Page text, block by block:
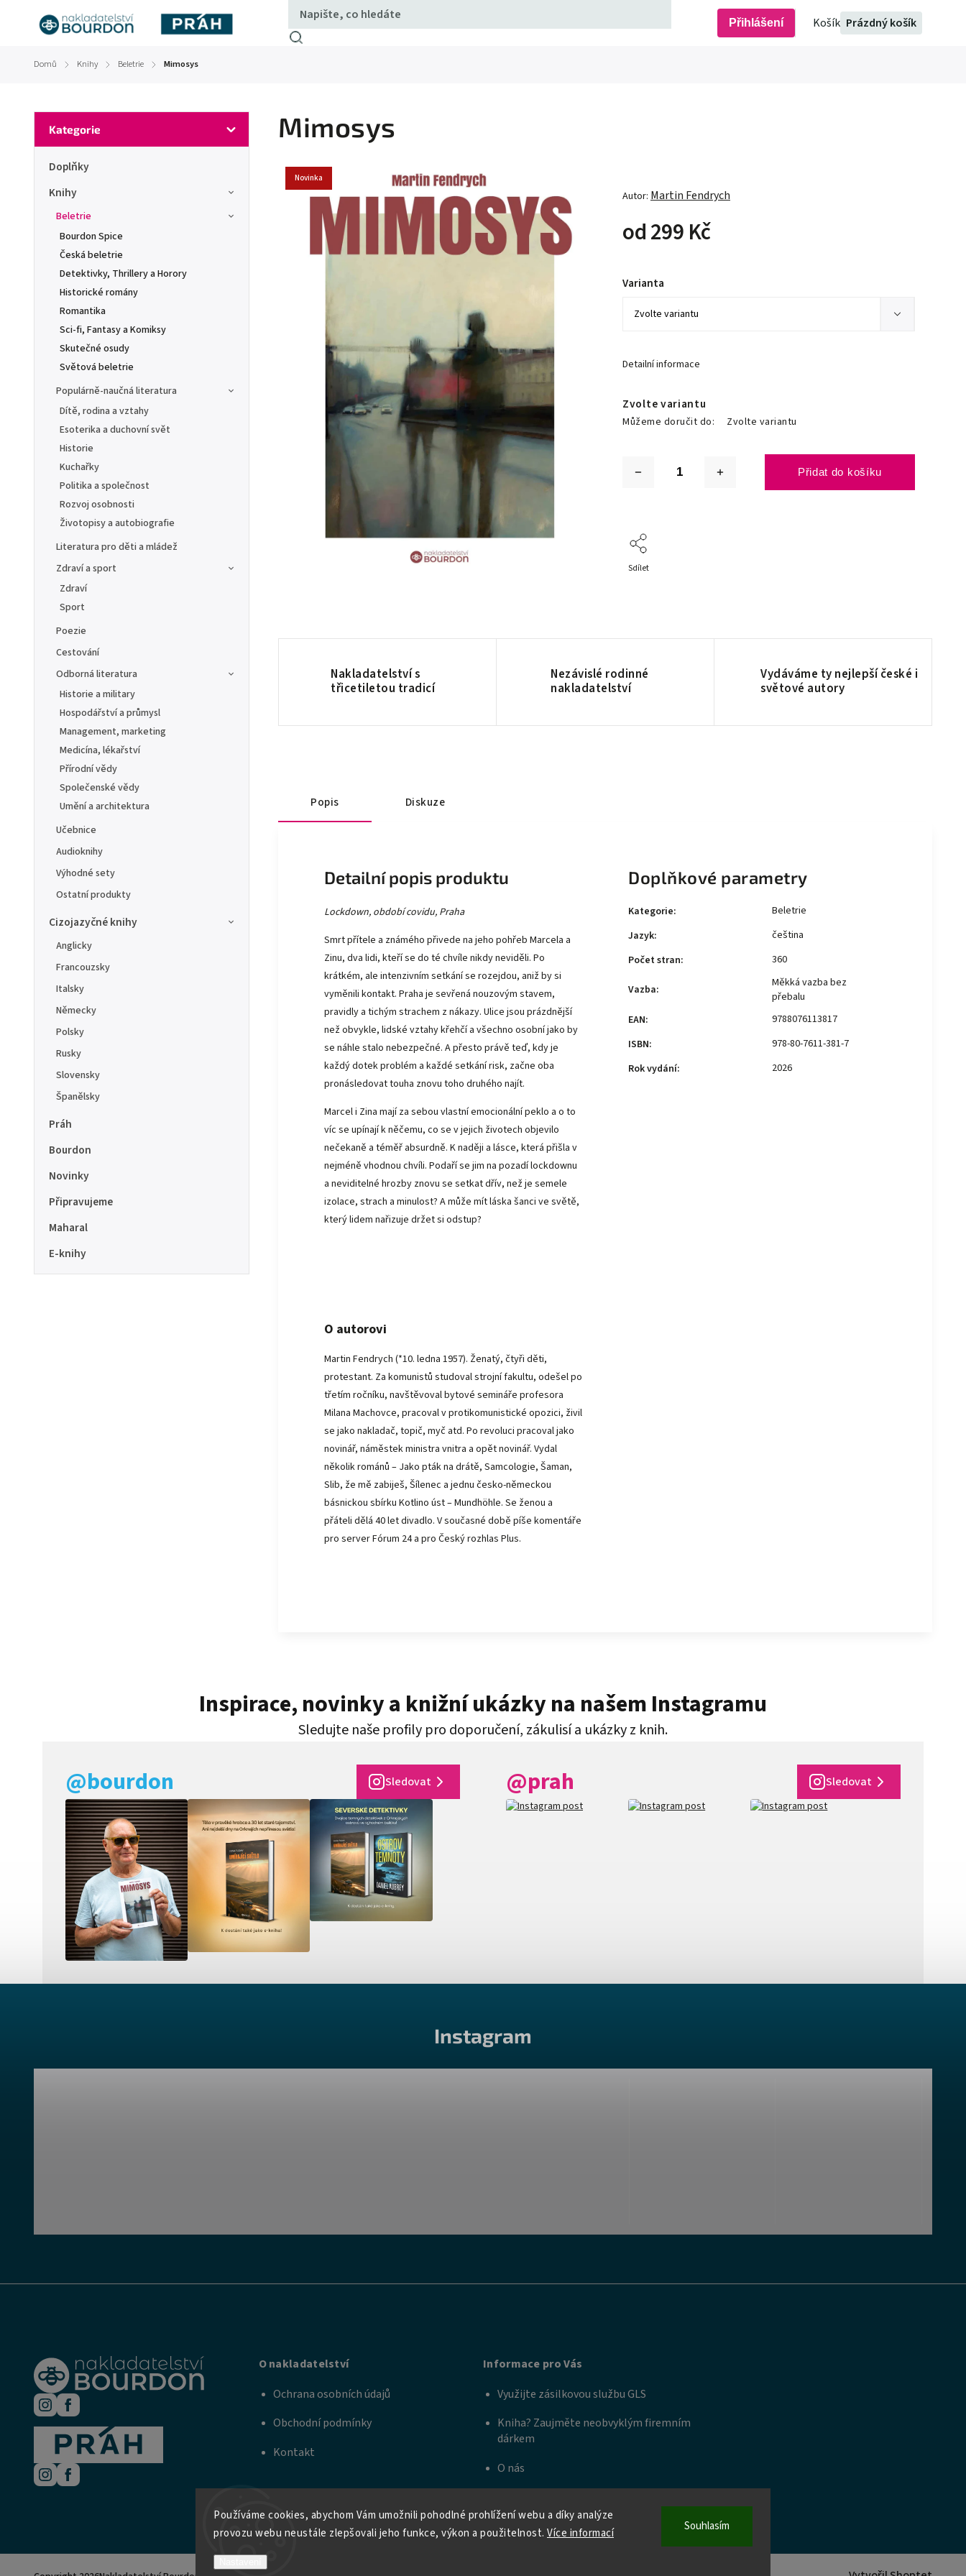
Používáme cookies, abychom Vám umožnili pohodlné prohlížení webu a díky analýze
provozu webu neustále zlepšovali jeho funkce, výkon a použitelnost. Více informací Souhlasím
Prázdný košík
Přihlášení
Domů / Knihy / Beletrie / Mimosys
Kategorie
Doplňky
Knihy
Beletrie
Bourdon Spice
Česká beletrie
Detektivky, Thrillery a Horory
Historické romány
Romantika
Sci-fi, Fantasy a Komiksy
Skutečné osudy
Světová beletrie
Populárně-naučná literatura
Dítě, rodina a vztahy
Esoterika a duchovní svět
Historie
Kuchařky
Politika a společnost
Rozvoj osobnosti
Životopisy a autobiografie
Literatura pro děti a mládež
Zdraví a sport
Zdraví
Sport
Poezie
Cestování
Odborná literatura
Historie a military
Hospodářství a průmysl
Management, marketing
Medicína, lékařství
Přírodní vědy
Společenské vědy
Umění a architektura
Učebnice
Audioknihy
Výhodné sety
Ostatní produkty
Cizojazyčné knihy
Anglicky
Francouzsky
Italsky
Německy
Polsky
Rusky
Slovensky
Španělsky
Práh
Bourdon
Novinky
Připravujeme
Maharal
E-knihy
Mimosys
Novinka
Autor: Martin Fendrych
od299 Kč
Zvolte variantu
Můžeme doručit do: Zvolte variantu
Varianta
Přidat do košíku
Detailní informace
Sdílet
Nakladatelství s
třicetiletou tradicí
Nezávislé rodinné
nakladatelství
Vydáváme ty nejlepší české i
světové autory
Popis Diskuze
Detailní popis produktu
Lockdown, období covidu, Praha
Smrt přítele a známého přivede na jeho pohřeb Marcela a
Zinu, dva lidi, kteří se do té chvíle nikdy neviděli. Po
krátkém, ale intenzivním setkání se rozejdou, aniž by si
vyměnili kontakt. Praha je sevřená nouzovým stavem,
pravidly a tichým strachem z nákazy. Ulice jsou prázdnější
než obvykle, lidské vztahy křehčí a všechno osobní jako by
se náhle stalo nebezpečné. A přesto právě teď, kdy je
každý dotek problém a každé setkání risk, začne oba
pronásledovat touha znovu toho druhého najít.
Marcel i Zina mají za sebou vlastní emocionální peklo a o to
víc se upínají k něčemu, co se v jejich životech objevilo
nečekaně a téměř absurdně. K naději a lásce, která přišla v
nejméně vhodnou chvíli. Podaří se jim na pozadí lockdownu
a neviditelné hrozby znovu se setkat dřív, než je semele
izolace, strach a minulost? A může mít láska šanci ve světě,
který lidem nařizuje držet si odstup?
O autorovi
Martin Fendrych (*10. ledna 1957). Ženatý, čtyři děti,
protestant. Za komunistů studoval strojní fakultu, odešel po
třetím ročníku, navštěvoval bytové semináře profesora
Milana Machovce, pracoval v protikomunistické opozici, živil
se jako nakladač, topič, myč atd. Po revoluci pracoval jako
novinář, náměstek ministra vnitra a opět novinář. Vydal
několik románů – Jako pták na drátě, Samcologie, Šaman,
Slib, že mě zabiješ, Šílenec a jednu česko-německou
básnickou sbírku Kotlino úst – Mundhöhle. Se ženou a
přáteli dělá 40 let divadlo. V současné době píše komentáře
pro server Fórum 24 a pro Český rozhlas Plus.
Doplňkové parametry
Kategorie:
Beletrie
Jazyk:
čeština
Počet stran: 360
Vazba:
Měkká vazba bez
přebalu
EAN:
9788076113817
ISBN:
978-80-7611-381-7
Rok vydání: 2026
Inspirace, novinky a knižní ukázky na našem Instagramu
Sledujte naše profily pro doporučení, zákulisí a ukázky z knih.
@bourdon Sledovat @prah Sledovat
O nakladatelství
Ochrana osobních údajů
Obchodní podmínky
Kontakt
Informace pro Vás
Využijte zásilkovou službu GLS
Kniha? Zaujměte neobvyklým firemním
dárkem
O nás
Instagram